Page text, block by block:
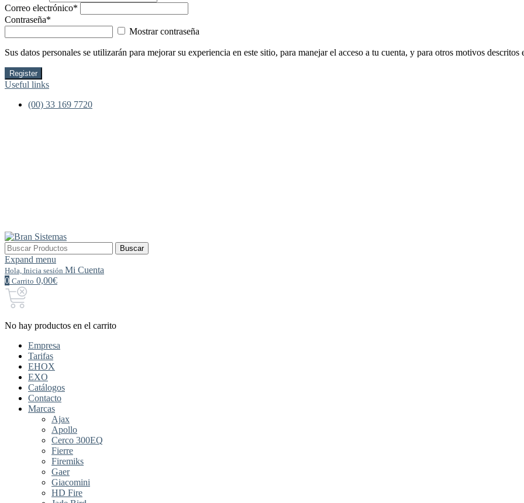
Correo electrónico*
Contraseña*
Mostrar contraseña
Sus datos personales se utilizarán para mejorar su experiencia en este sitio, para manejar el acceso a tu cuenta, y para otros motivos descritos
Register
Useful links
(00) 33 169 7720
Buscar
por:
Buscar
Expand menu
Hola, Inicia sesión Mi Cuenta
0 Carrito 0,00€
No hay productos en el carrito
Empresa
Tarifas
EHOX
EXO
Catálogos
Contacto
Marcas
Ajax
Apollo
Cerco 300EQ
Fierre
Firemiks
Gaer
Giacomini
HD Fire